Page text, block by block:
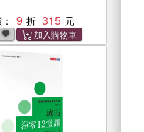
9 315